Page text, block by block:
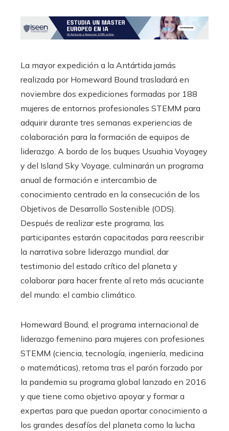
La mayor expedición a la Antártida jamás
realizada por Homeward Bound trasladará en
noviembre dos expediciones formadas por 188
mujeres de entornos profesionales STEMM para
adquirir durante tres semanas experiencias de
colaboración para la formación de equipos de
liderazgo. A bordo de los buques Usuahia Voyagey
y del Island Sky Voyage, culminarán un programa
anual de formación e intercambio de
conocimiento centrado en la consecución de los
Objetivos de Desarrollo Sostenible (ODS).
Después de realizar este programa, las
participantes estarán capacitadas para reescribir
la narrativa sobre liderazgo mundial, dar
testimonio del estado crítico del planeta y
colaborar para hacer frente al reto más acuciante
del mundo: el cambio climático.
Homeward Bound, el programa internacional de
liderazgo femenino para mujeres con profesiones
STEMM (ciencia, tecnología, ingeniería, medicina
o matemáticas), retoma tras el parón forzado por
la pandemia su programa global lanzado en 2016
y que tiene como objetivo apoyar y formar a
expertas para que puedan aportar conocimiento a
los grandes desafíos del planeta como la lucha